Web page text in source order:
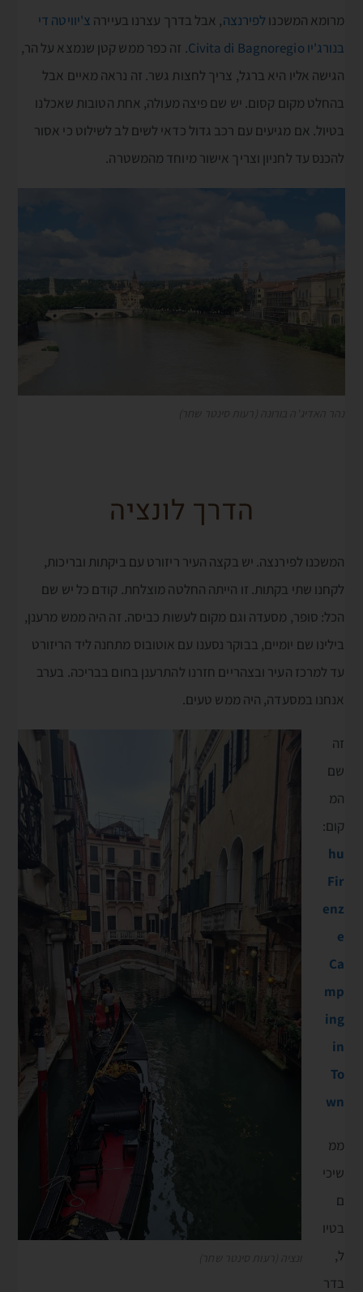
מרומא המשכנו לפירנצה, אבל בדרך עצרנו בעיירה צ'יוויטה די
בנורג'יו Civita di Bagnoregio
. זה כפר ממש קטן שנמצא על הר,
הגישה אליו היא ברגל, צריך לחצות גשר. זה נראה מאיים אבל
בהחלט מקום קסום. יש שם פיצה מעולה, אחת הטובות שאכלנו
בטיול. אם מגיעים עם רכב גדול כדאי לשים לב לשילוט כי אסור
להכנס עד לחניון וצריך אישור מיוחד מהמשטרה.
הדרך לונציה
המשכנו לפירנצה. יש בקצה העיר ריזורט עם ביקתות ובריכות,
לקחנו שתי בקתות. זו הייתה החלטה מוצלחת. קודם כל יש שם
הכל: סופר, מסעדה וגם מקום לעשות כביסה. זה היה ממש מרענן,
בילינו שם יומיים, בבוקר נסענו עם אוטובוס מתחנה ליד הריזורט
עד למרכז העיר ובצהריים חזרנו להתרענן בחום בבריכה. בערב
אנחנו במסעדה, היה ממש טעים.
זה
שם
המ
קום:
hu
Fir
enz
e
Ca
mp
ing
in
To
wn
ממ
שיכי
ם
בטיו
ל,
בדר